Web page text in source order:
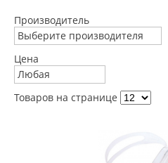
Производитель
Выберите производителя
Цена
Любая
Товаров на странице